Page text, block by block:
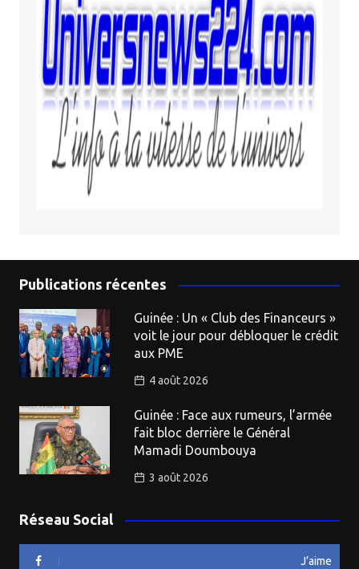
Publications récentes
Guinée : Un « Club des Financeurs »
voit le jour pour débloquer le crédit
aux PME
4 août 2026
Guinée : Face aux rumeurs, l’armée
fait bloc derrière le Général
Mamadi Doumbouya
3 août 2026
Réseau Social
J’aime